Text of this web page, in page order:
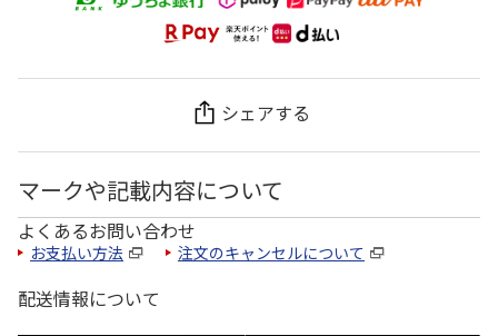
シェアする
マークや記載内容について
よくあるお問い合わせ
お支払い方法 注文のキャンセルについて
配送情報について